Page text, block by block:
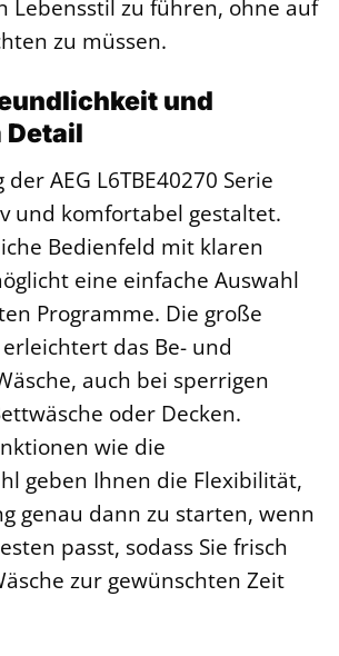
Lebensstil zu führen, ohne auf
zu müssen.
und
Detail
AEG L6TBE40270 Serie
und komfortabel gestaltet.
Bedienfeld mit klaren
eine einfache Auswahl
Programme. Die große
das Be- und
auch bei sperrigen
oder Decken.
wie die
geben Ihnen die Flexibilität,
genau dann zu starten, wenn
passt, sodass Sie frisch
zur gewünschten Zeit